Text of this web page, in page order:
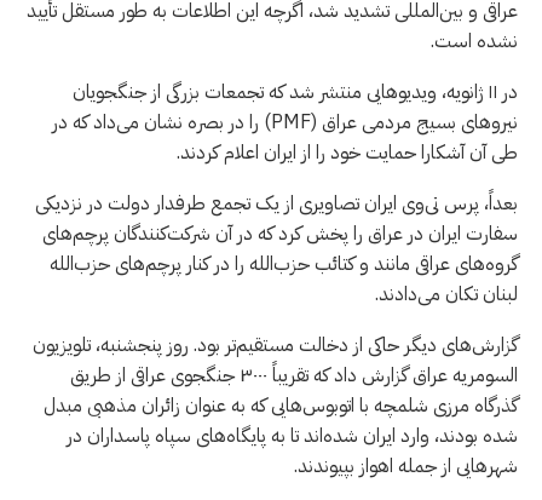
عراقی و بین‌المللی تشدید شد، اگرچه این اطلاعات به طور مستقل تأیید
نشده است.
در ۱۱ ژانویه، ویدیوهایی منتشر شد که تجمعات بزرگی از جنگجویان
نیروهای بسیج مردمی عراق (PMF) را در بصره نشان می‌داد که در
طی آن آشکارا حمایت خود را از ایران اعلام کردند.
بعداً، پرس تی‌وی ایران تصاویری از یک تجمع طرفدار دولت در نزدیکی
سفارت ایران در عراق را پخش کرد که در آن شرکت‌کنندگان پرچم‌های
گروه‌های عراقی مانند و کتائب حزب‌الله را در کنار پرچم‌های حزب‌الله
لبنان تکان می‌دادند.
گزارش‌های دیگر حاکی از دخالت مستقیم‌تر بود. روز پنجشنبه، تلویزیون
السومریه عراق گزارش داد که تقریباً ۳۰۰۰ جنگجوی عراقی از طریق
گذرگاه مرزی شلمچه با اتوبوس‌هایی که به عنوان زائران مذهبی مبدل
شده بودند، وارد ایران شده‌اند تا به پایگاه‌های سپاه پاسداران در
شهرهایی از جمله اهواز بپیوندند.